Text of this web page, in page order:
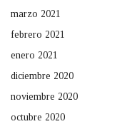
marzo 2021
febrero 2021
enero 2021
diciembre 2020
noviembre 2020
octubre 2020